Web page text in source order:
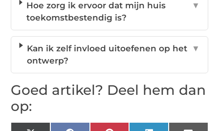
Hoe zorg ik ervoor dat mijn huis
toekomstbestendig is?
▼
Kan ik zelf invloed uitoefenen op het
ontwerp?
▼
Goed artikel? Deel hem dan
op: